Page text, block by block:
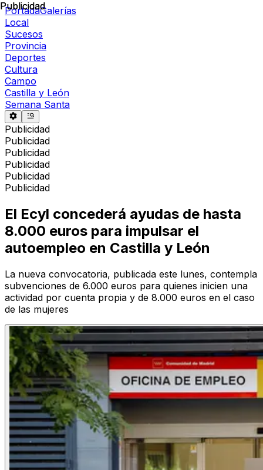
PortadaGalerías
Local
Sucesos
Provincia
Deportes
Cultura
Campo
Castilla y León
Semana Santa
Publicidad
Publicidad
Publicidad
Publicidad
Publicidad
Publicidad
Publicidad
El Ecyl concederá ayudas de hasta
8.000 euros para impulsar el
autoempleo en Castilla y León
La nueva convocatoria, publicada este lunes, contempla
subvenciones de 6.000 euros para quienes inicien una
actividad por cuenta propia y de 8.000 euros en el caso
de las mujeres
Publicidad